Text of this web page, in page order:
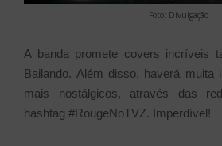
Foto: Divulgação
A banda promete covers incríveis
Bailando. Além disso, haverá muita
mais nostálgicos, através das
hashtag #RougeNoTVZ. Imperdível!